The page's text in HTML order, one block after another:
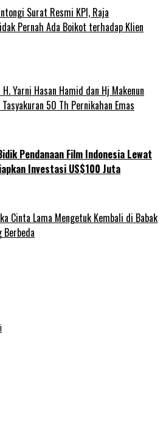
Surat Resmi KPI, Raja
Pernah Ada Boikot terhadap Klien
Yarni Hasan Hamid dan Hj Makenun
50 Th Pernikahan Emas
Pendanaan Film Indonesia Lewat
Investasi US$100 Juta
Cinta Lama Mengetuk Kembali di Babak
Berbeda